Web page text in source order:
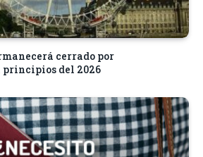
cerrado por
del 2026